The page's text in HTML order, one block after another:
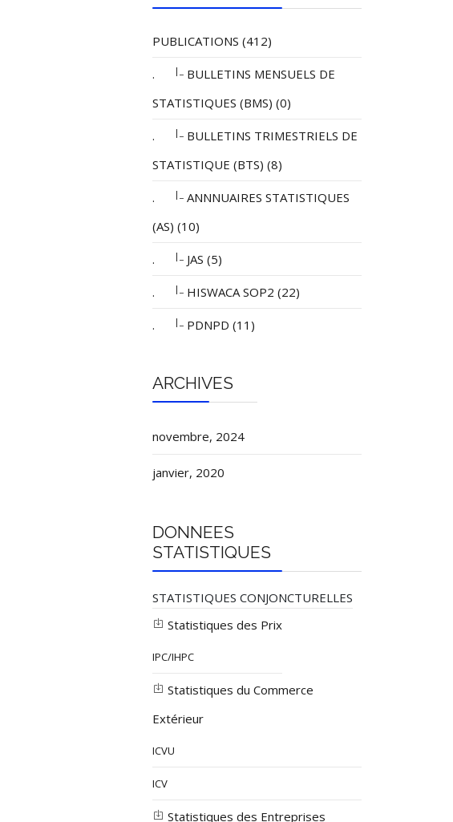
PUBLICATIONS (412)
. |_
BULLETINS MENSUELS DE
STATISTIQUES (BMS) (0)
. |_
BULLETINS TRIMESTRIELS DE
STATISTIQUE (BTS) (8)
. |_
ANNNUAIRES STATISTIQUES
(AS) (10)
. |_ JAS (5)
. |_ HISWACA SOP2 (22)
. |_ PDNPD (11)
ARCHIVES
novembre, 2024
janvier, 2020
DONNEES
STATISTIQUES
STATISTIQUES CONJONCTURELLES
Statistiques des Prix
IPC/IHPC
Statistiques du Commerce
Extérieur
ICVU
ICV
Statistiques des Entreprises